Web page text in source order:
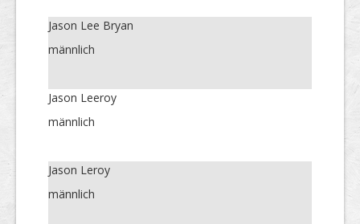
Jason Lee Bryan
männlich
Jason Leeroy
männlich
Jason Leroy
männlich